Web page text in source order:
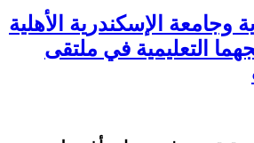
وجامعة الإسكندرية الأهلية
التعليمية في ملتقى